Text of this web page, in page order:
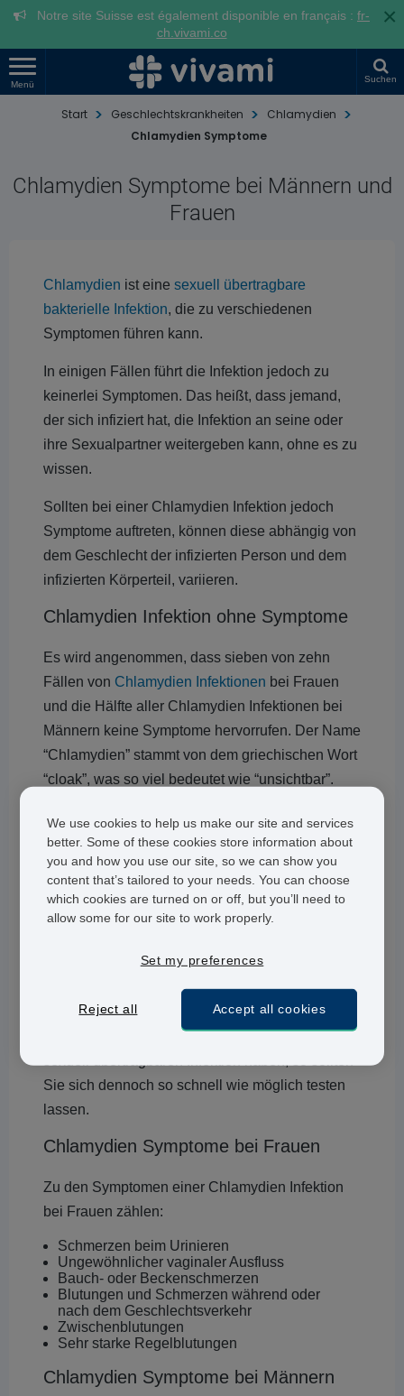
Notre site Suisse est également disponible en français : fr-
ch.vivami.co
×
Menü
Suchen
Start Geschlechtskrankheiten
Chlamydien
Chlamydien Symptome
Chlamydien Symptome bei Männern und
Frauen
Chlamydien ist eine sexuell übertragbare
bakterielle Infektion, die zu verschiedenen
Symptomen führen kann.
In einigen Fällen führt die Infektion jedoch zu
keinerlei Symptomen. Das heißt, dass jemand,
der sich infiziert hat, die Infektion an seine oder
ihre Sexualpartner weitergeben kann, ohne es zu
wissen.
Sollten bei einer Chlamydien Infektion jedoch
Symptome auftreten, können diese abhängig von
dem Geschlecht der infizierten Person und dem
infizierten Körperteil, variieren.
Chlamydien Infektion ohne Symptome
Es wird angenommen, dass sieben von zehn
Fällen von Chlamydien Infektionen bei Frauen
und die Hälfte aller Chlamydien Infektionen bei
Männern keine Symptome hervorrufen. Der Name
“Chlamydien” stammt von dem griechischen Wort
“cloak”, was so viel bedeutet wie “unsichtbar”.
Auch Chlamydien Infektionen, die keine
Symptome hervorrufen, können ein
Gesundheitsrisiko darstellen. Die Infektion kann
auch ohne Symptome an andere Personen
übertragen werden undzu Komplikationen
Wenn Sie also wissen, oder annehmen, dass die
Person, mit der Sie Geschlechtsverkehr hatten,
infiziert ist, Sie jedoch keine Symptome einer
Sie sich dennoch so schnell wie möglich testen
lassen.
Chlamydien Symptome bei Frauen
Zu den Symptomen einer Chlamydien Infektion
bei Frauen zählen:
Schmerzen beim Urinieren
Ungewöhnlicher vaginaler Ausfluss
Bauch- oder Beckenschmerzen
Blutungen und Schmerzen während oder
nach dem Geschlechtsverkehr
Zwischenblutungen
Sehr starke Regelblutungen
Chlamydien Symptome bei Männern
We use cookies to help us make our site and services
better. Some of these cookies store information about
you and how you use our site, so we can show you
content that’s tailored to your needs. You can choose
which cookies are turned on or off, but you’ll need to
allow some for our site to work properly.
Set my preferences
Reject all Accept all cookies